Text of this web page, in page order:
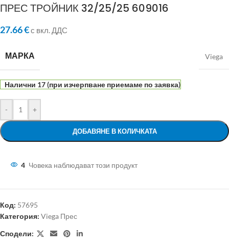
ПРЕС ТРОЙНИК 32/25/25 609016
27.66€с вкл. ДДС
МАРКА Viega
Налични 17 (при изчерпване приемаме по заявка)
- +
ДОБАВЯНЕ В КОЛИЧКАТА
4 Човека наблюдават този продукт
Код: 57695
Категория: Viega Прес
Сподели: